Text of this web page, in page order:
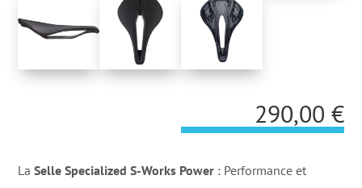
290,00 €
LaSelle Specialized S-Works Power : Performance et